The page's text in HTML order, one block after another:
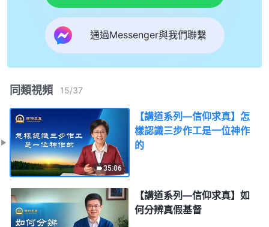
通過Messenger與我們聯繫
同類視頻 15/37
35:06
【講道系列—信仰求真】怎
樣認識三步作工是一位神作
的
【講道系列—信仰求真】如
何分辨真假基督